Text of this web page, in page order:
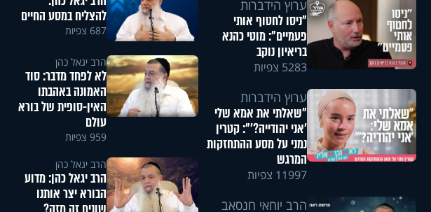
ערוץ הידברות
"ניסו לחטוף אותי
פעמיים": מוטי כהנא
בריאיון נוקב
5283 צפיות
ערוץ הידברות
"שאלתי את אמא שלי
'אני יהודייה?'": קטרין
נמני על מסע ההתחזקות
המרגש
11997 צפיות
הרב יוחאי חנסאב
להצליח במסע החיים
687 צפיות
הרב יגאל כהן
לא לפחד מדבר: סוד
האמונה באהבתו
האין-סופית של בורא
עולם
959 צפיות
הרב יגאל כהן
הרב יגאל כהן: מדוע
הבורא יצר אותנו